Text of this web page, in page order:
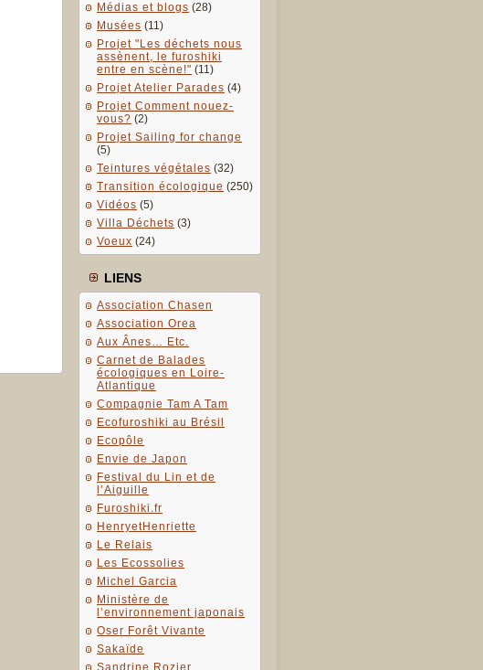
Médias et blogs (28)
Musées (11)
Projet "Les déchets nous
assènent, le furoshiki
entre en scène!" (11)
Projet Atelier Parades (4)
Projet Comment nouez-
vous? (2)
Projet Sailing for change
(5)
Teintures végétales (32)
Transition écologique (250)
Vidéos (5)
Villa Déchets (3)
Voeux (24)
LIENS
Association Chasen
Association Orea
Aux Ânes… Etc.
Carnet de Balades
écologiques en Loire-
Atlantique
Compagnie Tam A Tam
Ecofuroshiki au Brésil
Ecopôle
Envie de Japon
Festival du Lin et de
l’Aiguille
Furoshiki.fr
HenryetHenriette
Le Relais
Les Ecossolies
Michel Garcia
Ministère de
l’environnement japonais
Oser Forêt Vivante
Sakaïde
Sandrine Rozier